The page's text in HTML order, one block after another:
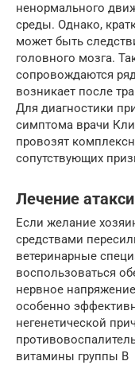
ненормального
среды. Однако,
может быть
головного мозга.
сопровождаются
возникает после
Для диагностики
симптома врачи
провозят
сопутствующих
Лечение
Если желание
средствами
ветеринарные
воспользоваться
нервное
особенно
негенетической
витамины группы В